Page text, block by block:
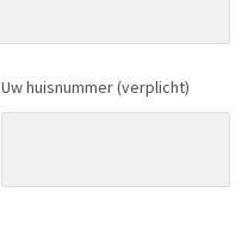
Uw huisnummer (verplicht)